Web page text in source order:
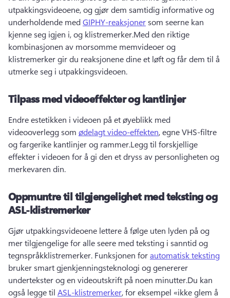
utpakkingsvideoene, og gjør dem samtidig informative og
underholdende med GIPHY-reaksjoner som seerne kan
kjenne seg igjen i, og klistremerker.Med den riktige
kombinasjonen av morsomme memvideoer og
klistremerker gir du reaksjonene dine et løft og får dem til å
utmerke seg i utpakkingsvideoen.
Tilpass med videoeffekter og kantlinjer
Endre estetikken i videoen på et øyeblikk med
videooverlegg som ødelagt video-effekten, egne VHS-filtre
og fargerike kantlinjer og rammer.Legg til forskjellige
effekter i videoen for å gi den et dryss av personligheten og
merkevaren din.
Oppmuntre til tilgjengelighet med teksting og
ASL-klistremerker
Gjør utpakkingsvideoene lettere å følge uten lyden på og
mer tilgjengelige for alle seere med teksting i sanntid og
tegnspråkklistremerker. Funksjonen for automatisk teksting
bruker smart gjenkjenningsteknologi og genererer
undertekster og en videoutskrift på noen minutter.Du kan
også legge til ASL-klistremerker, for eksempel «ikke glem å